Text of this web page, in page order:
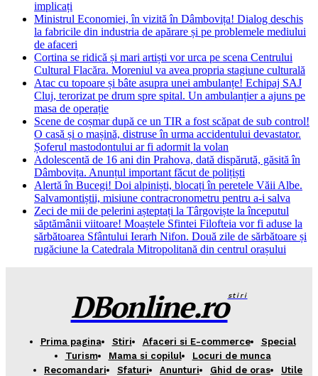
implicați
Ministrul Economiei, în vizită în Dâmbovița! Dialog deschis
la fabricile din industria de apărare și pe problemele mediului
de afaceri
Cortina se ridică și mari artiști vor urca pe scena Centrului
Cultural Flacăra. Moreniul va avea propria stagiune culturală
Atac cu topoare și bâte asupra unei ambulanțe! Echipaj SAJ
Cluj, terorizat pe drum spre spital. Un ambulanțier a ajuns pe
masa de operație
Scene de coșmar după ce un TIR a fost scăpat de sub control!
O casă și o mașină, distruse în urma accidentului devastator.
Șoferul mastodontului ar fi adormit la volan
Adolescentă de 16 ani din Prahova, dată dispărută, găsită în
Dâmbovița. Anunțul important făcut de polițiști
Alertă în Bucegi! Doi alpiniști, blocați în peretele Văii Albe.
Salvamontiștii, misiune contracronometru pentru a-i salva
Zeci de mii de pelerini așteptați la Târgoviște la începutul
săptămânii viitoare! Moaștele Sfintei Filofteia vor fi aduse la
sărbătoarea Sfântului Ierarh Nifon. Două zile de sărbătoare și
rugăciune la Catedrala Mitropolitană din centrul orașului
DBonline.rostiri
Prima pagina Stiri Afaceri si E-commerce
Special
Turism
Mama si copilul
Locuri de munca
Recomandari
Sfaturi Anunturi Ghid de oras Utile